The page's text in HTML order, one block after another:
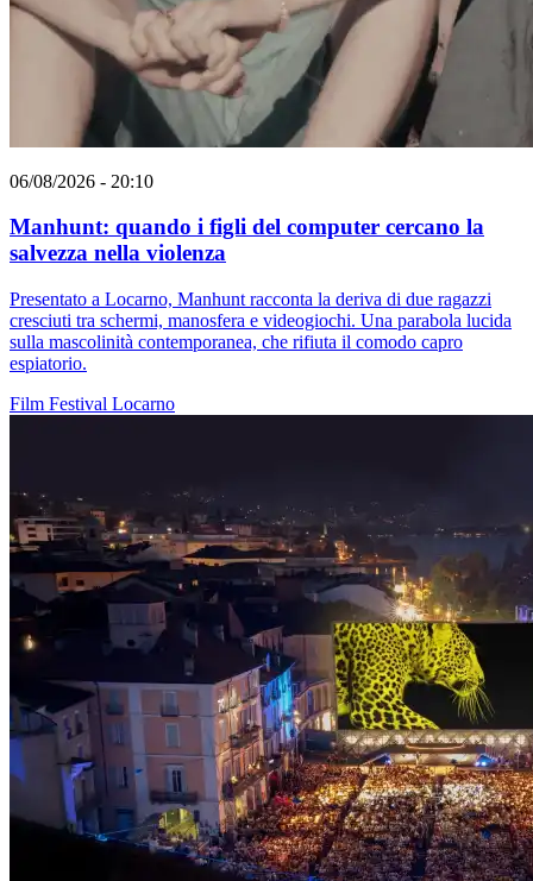
06/08/2026 - 20:10
Manhunt: quando i figli del computer cercano la
salvezza nella violenza
Presentato a Locarno, Manhunt racconta la deriva di due ragazzi
cresciuti tra schermi, manosfera e videogiochi. Una parabola lucida
sulla mascolinità contemporanea, che rifiuta il comodo capro
espiatorio.
Film Festival Locarno